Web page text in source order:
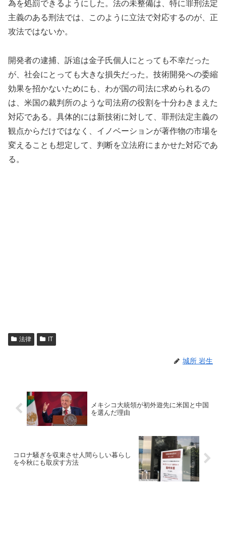
為を処罰できるようにした。法の未整備は、特に罪刑法定
主義のある刑法では、このように立法で対応するのが、正
攻法ではないか。
開発者の逮捕、訴追は金子氏個人にとっても不幸だった
が、社会にとっても大きな損失だった。技術開発への委縮
効果を招かないためにも、わが国の司法に求められるの
は、米国の裁判所のような司法府の役割を十分わきまえた
対応である。具体的には新技術に対して、罪刑法定主義の
観点からだけではなく、イノベーションが著作物の市場を
変えることも想定して、判断を立法府にまかせた対応であ
る。
法律 IT
城所 岩生
メキシコ大統領が初外遊先に米国と中国
を選んだ理由
コロナ騒ぎを収束させ人間らしい暮らし
を今秋にも取戻す方法